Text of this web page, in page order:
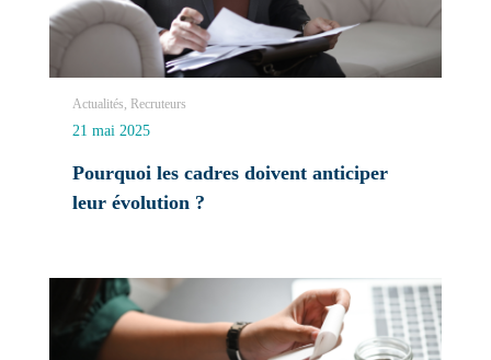
Actualités, Recruteurs
21 mai 2025
Pourquoi les cadres doivent anticiper
leur évolution ?